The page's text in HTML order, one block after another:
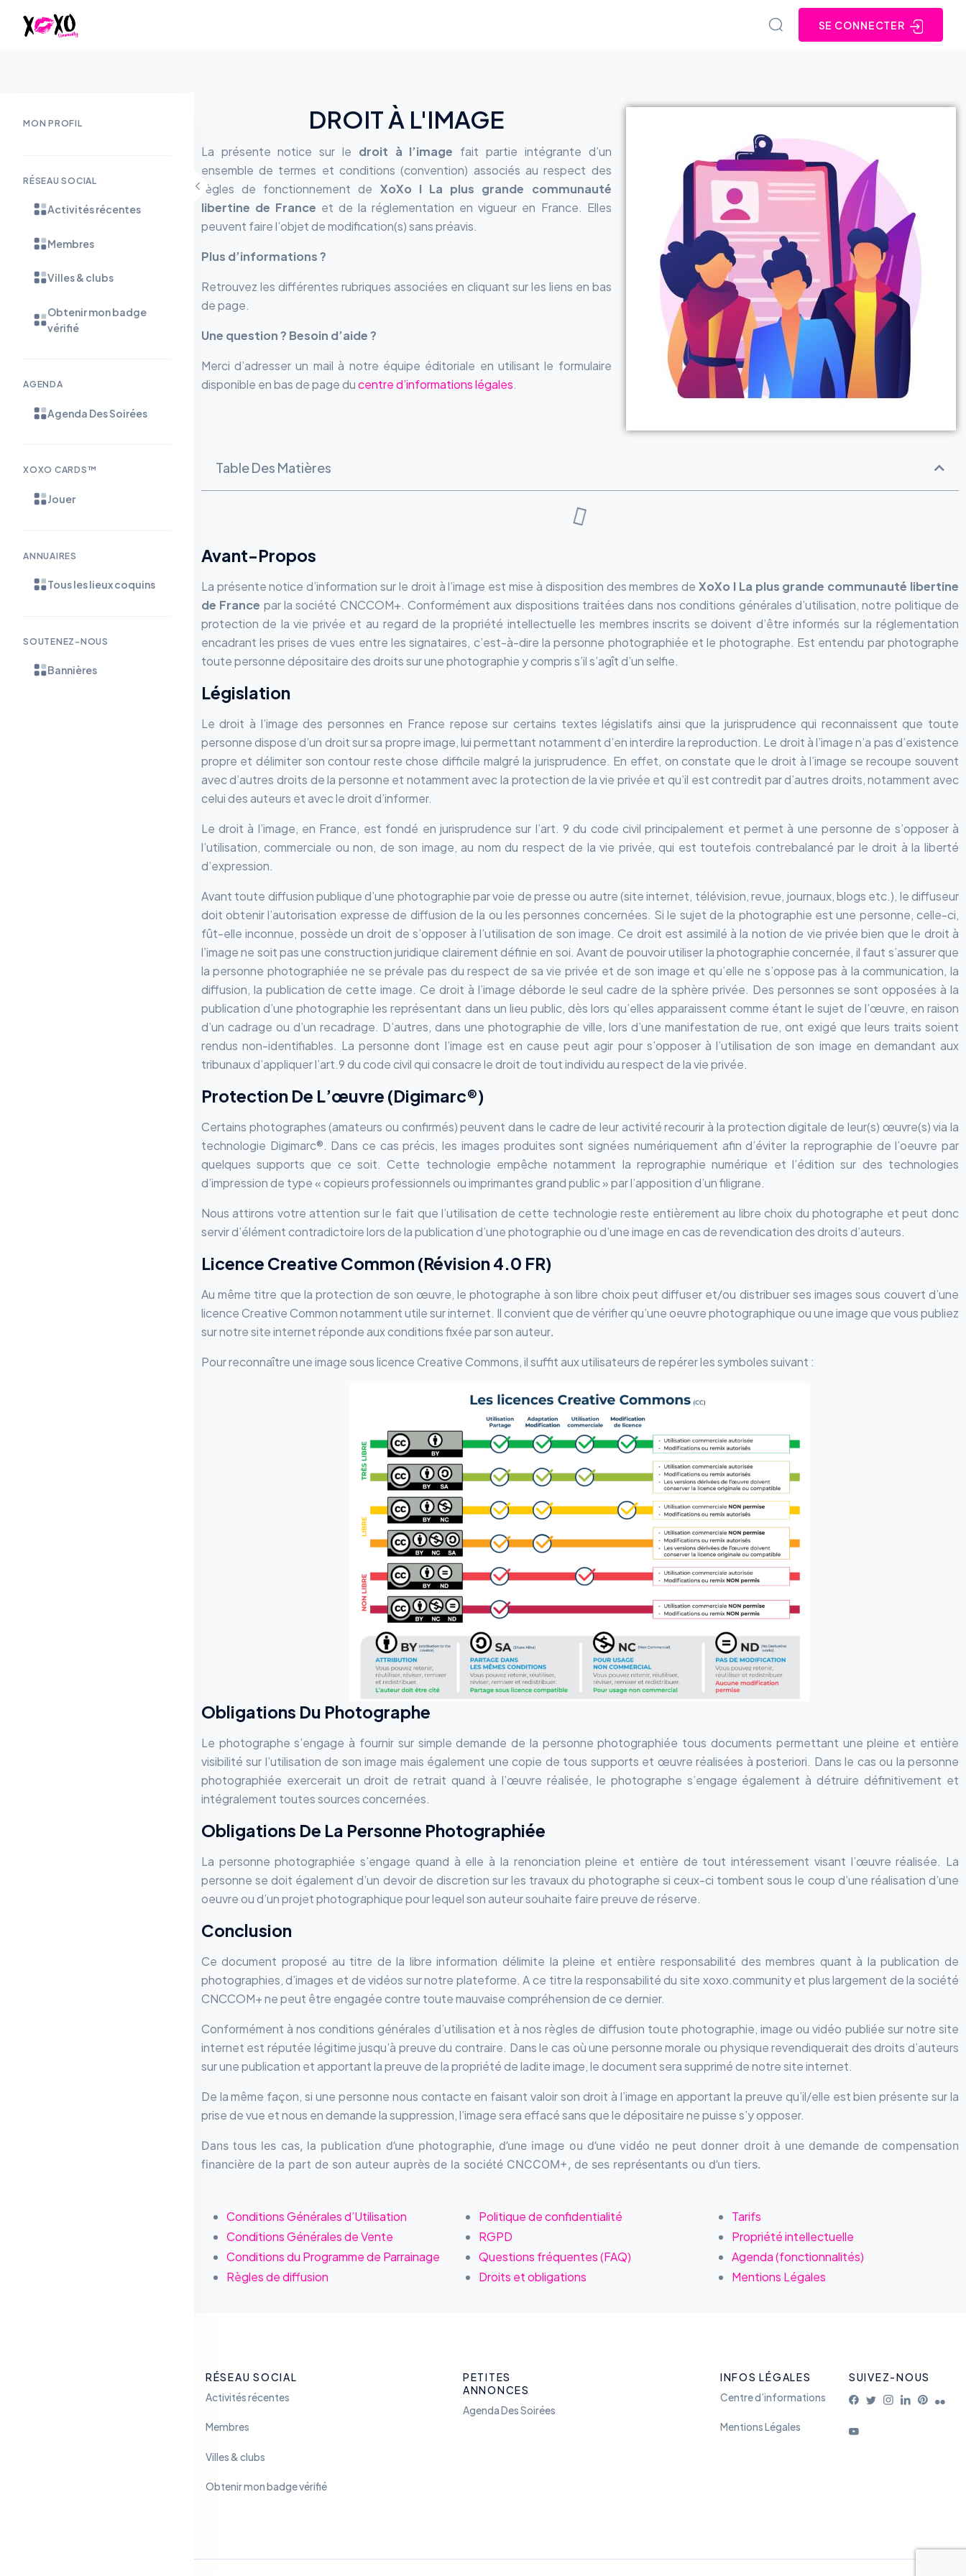
MON PROFIL
RÉSEAU SOCIAL
Activités récentes
Membres
Villes & clubs
Obtenir mon badge
vérifié
AGENDA
Agenda Des Soirées
XOXO CARDS™
Jouer
ANNUAIRES
Tous les lieux coquins
SOUTENEZ-NOUS
Bannières
SE CONNECTER
DROIT À L'IMAGE
La présente notice sur le droit à l’image fait partie intégrante d’un
ensemble de termes et conditions (convention) associés au respect des
règles de fonctionnement de XoXo l La plus grande communauté
libertine de France et de la réglementation en vigueur en France. Elles
peuvent faire l’objet de modification(s) sans préavis.
Plus d’informations ?
Retrouvez les différentes rubriques associées en cliquant sur les liens en bas
de page.
Une question ? Besoin d’aide ?
Merci d’adresser un mail à notre équipe éditoriale en utilisant le formulaire
disponible en bas de page ducentre d’informations légales.
Table Des Matières
Avant-Propos
La présente notice d’information sur le droit à l’image est mise à disposition des membres deXoXo l La plus grande communauté libertine
de France par la société CNCCOM+. Conformément aux dispositions traitées dans nos conditions générales d’utilisation, notre politique de
protection de la vie privée et au regard de la propriété intellectuelle les membres inscrits se doivent d’être informés sur la réglementation
encadrant les prises de vues entre les signataires, c’est-à-dire la personne photographiée et le photographe. Est entendu par photographe
toute personne dépositaire des droits sur une photographie y compris s’il s’agît d’un selfie.
Législation
Le droit à l’image des personnes en France repose sur certains textes législatifs ainsi que la jurisprudence qui reconnaissent que toute
personne dispose d’un droit sur sa propre image, lui permettant notamment d’en interdire la reproduction. Le droit à l’image n’a pas d’existence
propre et délimiter son contour reste chose difficile malgré la jurisprudence. En effet, on constate que le droit à l’image se recoupe souvent
avec d’autres droits de la personne et notamment avec la protection de la vie privée et qu’il est contredit par d’autres droits, notamment avec
celui des auteurs et avec le droit d’informer.
Le droit à l’image, en France, est fondé en jurisprudence sur l’art. 9 du code civil principalement et permet à une personne de s’opposer à
l’utilisation, commerciale ou non, de son image, au nom du respect de la vie privée, qui est toutefois contrebalancé par le droit à la liberté
d’expression.
Avant toute diffusion publique d’une photographie par voie de presse ou autre (site internet, télévision, revue, journaux, blogs etc.), le diffuseur
doit obtenir l’autorisation expresse de diffusion de la ou les personnes concernées. Si le sujet de la photographie est une personne, celle-ci,
fût-elle inconnue, possède un droit de s’opposer à l’utilisation de son image. Ce droit est assimilé à la notion de vie privée bien que le droit à
l’image ne soit pas une construction juridique clairement définie en soi. Avant de pouvoir utiliser la photographie concernée, il faut s’assurer que
la personne photographiée ne se prévale pas du respect de sa vie privée et de son image et qu’elle ne s’oppose pas à la communication, la
diffusion, la publication de cette image. Ce droit à l’image déborde le seul cadre de la sphère privée. Des personnes se sont opposées à la
publication d’une photographie les représentant dans un lieu public, dès lors qu’elles apparaissent comme étant le sujet de l’œuvre, en raison
d’un cadrage ou d’un recadrage. D’autres, dans une photographie de ville, lors d’une manifestation de rue, ont exigé que leurs traits soient
rendus non-identifiables. La personne dont l’image est en cause peut agir pour s’opposer à l’utilisation de son image en demandant aux
tribunaux d’appliquer l’art.9 du code civil qui consacre le droit de tout individu au respect de la vie privée.
Protection De L’œuvre (Digimarc®)
Certains photographes (amateurs ou confirmés) peuvent dans le cadre de leur activité recourir à la protection digitale de leur(s) œuvre(s) via la
technologie Digimarc®. Dans ce cas précis, les images produites sont signées numériquement afin d’éviter la reprographie de l’oeuvre par
quelques supports que ce soit. Cette technologie empêche notamment la reprographie numérique et l’édition sur des technologies
d’impression de type « copieurs professionnels ou imprimantes grand public » par l’apposition d’un filigrane.
Nous attirons votre attention sur le fait que l’utilisation de cette technologie reste entièrement au libre choix du photographe et peut donc
servir d’élément contradictoire lors de la publication d’une photographie ou d’une image en cas de revendication des droits d’auteurs.
Licence Creative Common (Révision 4.0 FR)
Au même titre que la protection de son œuvre, le photographe à son libre choix peut diffuser et/ou distribuer ses images sous couvert d’une
licence Creative Common notamment utile sur internet. Il convient que de vérifier qu’une oeuvre photographique ou une image que vous publiez
sur notre site internet réponde aux conditions fixée par son auteur.
Pour reconnaître une image sous licence Creative Commons, il suffit aux utilisateurs de repérer les symboles suivant :
Obligations Du Photographe
Le photographe s’engage à fournir sur simple demande de la personne photographiée tous documents permettant une pleine et entière
visibilité sur l’utilisation de son image mais également une copie de tous supports et œuvre réalisées à posteriori. Dans le cas ou la personne
photographiée exercerait un droit de retrait quand à l’œuvre réalisée, le photographe s’engage également à détruire définitivement et
intégralement toutes sources concernées.
Obligations De La Personne Photographiée
La personne photographiée s’engage quand à elle à la renonciation pleine et entière de tout intéressement visant l’œuvre réalisée. La
personne se doit également d’un devoir de discretion sur les travaux du photographe si ceux-ci tombent sous le coup d’une réalisation d’une
oeuvre ou d’un projet photographique pour lequel son auteur souhaite faire preuve de réserve.
Conclusion
Ce document proposé au titre de la libre information délimite la pleine et entière responsabilité des membres quant à la publication de
photographies, d’images et de vidéos sur notre plateforme. A ce titre la responsabilité du site xoxo.community et plus largement de la société
CNCCOM+ ne peut être engagée contre toute mauvaise compréhension de ce dernier.
Conformément à nos conditions générales d’utilisation et à nos règles de diffusion toute photographie, image ou vidéo publiée sur notre site
internet est réputée légitime jusqu’à preuve du contraire. Dans le cas où une personne morale ou physique revendiquerait des droits d’auteurs
sur une publication et apportant la preuve de la propriété de ladite image, le document sera supprimé de notre site internet.
De la même façon, si une personne nous contacte en faisant valoir son droit à l’image en apportant la preuve qu’il/elle est bien présente sur la
prise de vue et nous en demande la suppression, l’image sera effacé sans que le dépositaire ne puisse s’y opposer.
Dans tous les cas, la publication d’une photographie, d’une image ou d’une vidéo ne peut donner droit à une demande de compensation
financière de la part de son auteur auprès de la société CNCCOM+, de ses représentants ou d’un tiers.
Conditions Générales d’Utilisation
Conditions Générales de Vente
Conditions du Programme de Parrainage
Règles de diffusion
Politique de confidentialité
RGPD
Questions fréquentes (FAQ)
Droits et obligations
Tarifs
Propriété intellectuelle
Agenda (fonctionnalités)
Mentions Légales
RÉSEAU SOCIAL
Activités récentes
Membres
Villes & clubs
Obtenir mon badge vérifié
PETITES
ANNONCES
Agenda Des Soirées
INFOS LÉGALES
Centre d’informations
Mentions Légales
SUIVEZ-NOUS